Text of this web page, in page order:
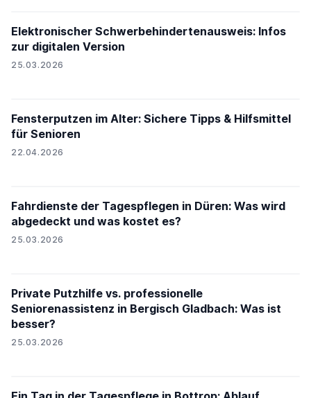
Elektronischer Schwerbehindertenausweis: Infos
zur digitalen Version
25.03.2026
Fensterputzen im Alter: Sichere Tipps & Hilfsmittel
für Senioren
22.04.2026
Fahrdienste der Tagespflegen in Düren: Was wird
abgedeckt und was kostet es?
25.03.2026
Private Putzhilfe vs. professionelle
Seniorenassistenz in Bergisch Gladbach: Was ist
besser?
25.03.2026